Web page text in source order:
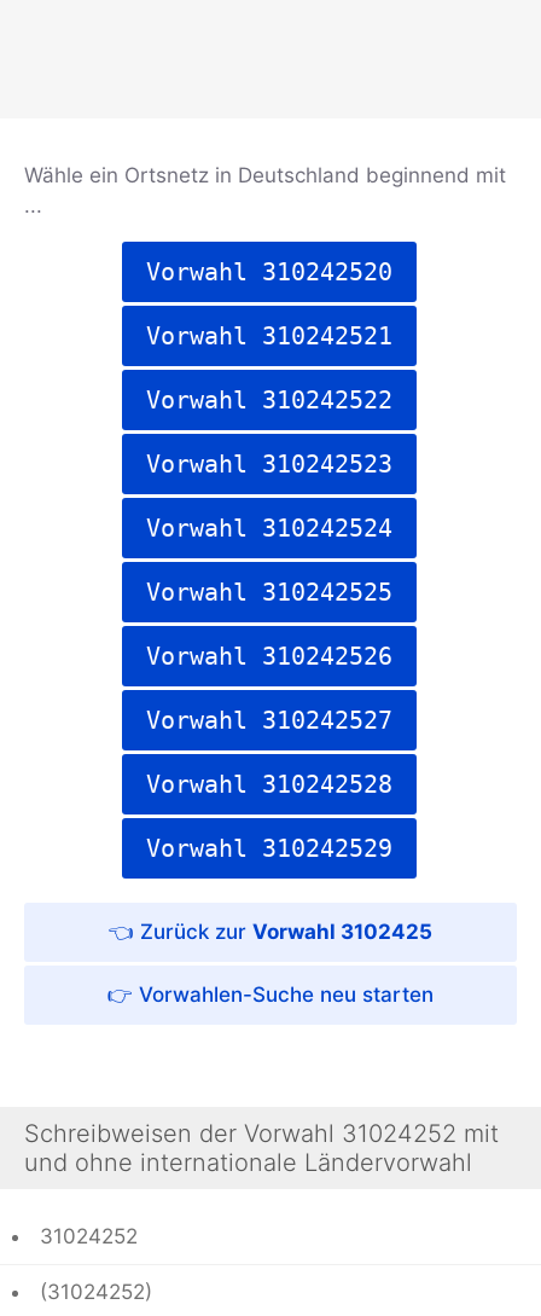
Wähle ein Ortsnetz in Deutschland beginnend mit
...
Vorwahl 310242520
Vorwahl 310242521
Vorwahl 310242522
Vorwahl 310242523
Vorwahl 310242524
Vorwahl 310242525
Vorwahl 310242526
Vorwahl 310242527
Vorwahl 310242528
Vorwahl 310242529
Vorwahl 3102425
Vorwahlen-Suche
Schreibweisen der Vorwahl 31024252 mit
und ohne internationale Ländervorwahl
31024252
(31024252)